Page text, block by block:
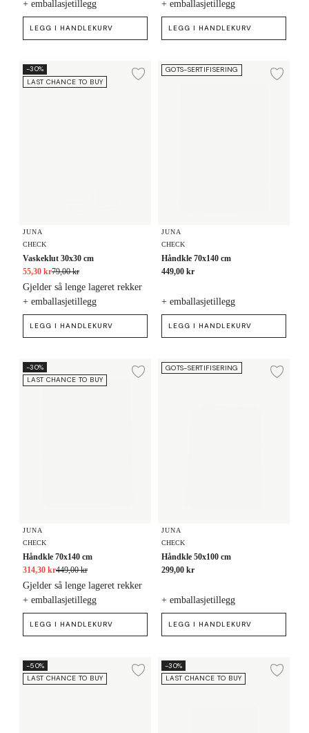
+ emballasjetillegg
LEGG I HANDLEKURV
+ emballasjetillegg
LEGG I HANDLEKURV
Vaskeklut 30x30 cm
-30%
LAST CHANCE TO BUY
Legg til ønskeliste
JUNA
CHECK
Vaskeklut 30x30 cm
55,30 kr79,00 kr
+ emballasjetillegg
Gjelder så lenge lageret rekker
LEGG I HANDLEKURV
Håndkle 70x140 cm
GOTS-SERTIFISERING
JUNA
CHECK
Håndkle 70x140 cm
449,00 kr
+ emballasjetillegg
LEGG I HANDLEKURV
Håndkle 70x140 cm
-30%
LAST CHANCE TO BUY
Legg til ønskeliste
JUNA
CHECK
Håndkle 70x140 cm
314,30 kr449,00 kr
+ emballasjetillegg
Gjelder så lenge lageret rekker
LEGG I HANDLEKURV
Håndkle 50x100 cm
GOTS-SERTIFISERING
JUNA
CHECK
Håndkle 50x100 cm
299,00 kr
+ emballasjetillegg
LEGG I HANDLEKURV
Håndkle 50x100 cm
-50%
LAST CHANCE TO BUY
Legg til ønskeliste
Vaskeklut 30x30 cm
-30%
LAST CHANCE TO BUY